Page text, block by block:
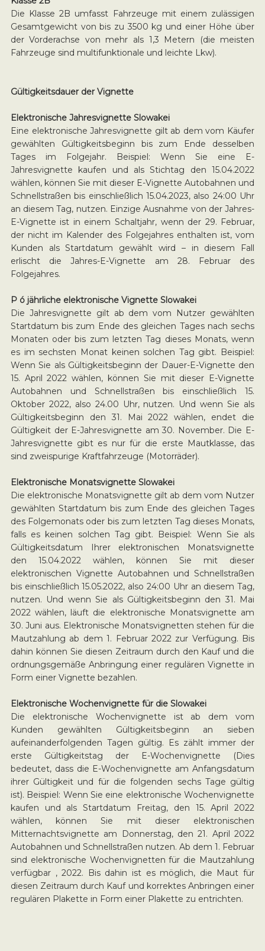
Die Klasse 2B umfasst Fahrzeuge mit einem zulässigen
Gesamtgewicht von bis zu 3500 kg und einer Höhe über
der Vorderachse von mehr als 1,3 Metern (die meisten
Fahrzeuge sind multifunktionale und leichte Lkw).
Gültigkeitsdauer der Vignette
Elektronische Jahresvignette Slowakei
Eine elektronische Jahresvignette gilt ab dem vom Käufer
gewählten Gültigkeitsbeginn bis zum Ende desselben
Tages im Folgejahr. Beispiel: Wenn Sie eine E-
Jahresvignette kaufen und als Stichtag den 15.04.2022
wählen, können Sie mit dieser E-Vignette Autobahnen und
Schnellstraßen bis einschließlich 15.04.2023, also 24:00 Uhr
an diesem Tag, nutzen. Einzige Ausnahme von der Jahres-
E-Vignette ist in einem Schaltjahr, wenn der 29. Februar,
der nicht im Kalender des Folgejahres enthalten ist, vom
Kunden als Startdatum gewählt wird – in diesem Fall
erlischt die Jahres-E-Vignette am 28. Februar des
Folgejahres.
P ó jährliche elektronische Vignette Slowakei
Die Jahresvignette gilt ab dem vom Nutzer gewählten
Startdatum bis zum Ende des gleichen Tages nach sechs
Monaten oder bis zum letzten Tag dieses Monats, wenn
es im sechsten Monat keinen solchen Tag gibt. Beispiel:
Wenn Sie als Gültigkeitsbeginn der Dauer-E-Vignette den
15. April 2022 wählen, können Sie mit dieser E-Vignette
Autobahnen und Schnellstraßen bis einschließlich 15.
Oktober 2022, also 24.00 Uhr, nutzen. Und wenn Sie als
Gültigkeitsbeginn den 31. Mai 2022 wählen, endet die
Gültigkeit der E-Jahresvignette am 30. November. Die E-
Jahresvignette gibt es nur für die erste Mautklasse, das
sind zweispurige Kraftfahrzeuge (Motorräder).
Elektronische Monatsvignette Slowakei
Die elektronische Monatsvignette gilt ab dem vom Nutzer
gewählten Startdatum bis zum Ende des gleichen Tages
des Folgemonats oder bis zum letzten Tag dieses Monats,
falls es keinen solchen Tag gibt. Beispiel: Wenn Sie als
Gültigkeitsdatum Ihrer elektronischen Monatsvignette
den 15.04.2022 wählen, können Sie mit dieser
elektronischen Vignette Autobahnen und Schnellstraßen
bis einschließlich 15.05.2022, also 24:00 Uhr an diesem Tag,
nutzen. Und wenn Sie als Gültigkeitsbeginn den 31. Mai
2022 wählen, läuft die elektronische Monatsvignette am
30. Juni aus. Elektronische Monatsvignetten stehen für die
Mautzahlung ab dem 1. Februar 2022 zur Verfügung. Bis
dahin können Sie diesen Zeitraum durch den Kauf und die
ordnungsgemäße Anbringung einer regulären Vignette in
Form einer Vignette bezahlen.
Elektronische Wochenvignette für die Slowakei
Die elektronische Wochenvignette ist ab dem vom
Kunden gewählten Gültigkeitsbeginn an sieben
aufeinanderfolgenden Tagen gültig. Es zählt immer der
erste Gültigkeitstag der E-Wochenvignette (Dies
bedeutet, dass die E-Wochenvignette am Anfangsdatum
ihrer Gültigkeit und für die folgenden sechs Tage gültig
ist). Beispiel: Wenn Sie eine elektronische Wochenvignette
kaufen und als Startdatum Freitag, den 15. April 2022
wählen, können Sie mit dieser elektronischen
Mitternachtsvignette am Donnerstag, den 21. April 2022
Autobahnen und Schnellstraßen nutzen. Ab dem 1. Februar
sind elektronische Wochenvignetten für die Mautzahlung
verfügbar , 2022. Bis dahin ist es möglich, die Maut für
diesen Zeitraum durch Kauf und korrektes Anbringen einer
regulären Plakette in Form einer Plakette zu entrichten.